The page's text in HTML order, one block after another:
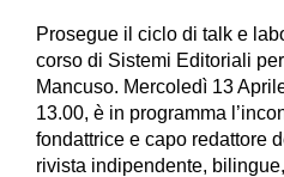
Prosegue il ciclo di talk e
corso di Sistemi Editoriali
Mancuso. Mercoledì 13
13.00, è in programma
fondattrice e capo redattore
rivista indipendente,